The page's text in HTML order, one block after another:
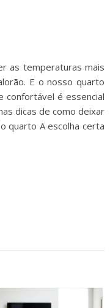
as temperaturas mais
E o nosso quarto
confortável é essencial
dicas de como deixar
quarto A escolha certa